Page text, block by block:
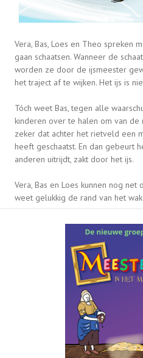
Vera, Bas, Loes en Theo spreken
gaan schaatsen. Wanneer de
worden ze door de ijsmeester
het traject af te wijken. Het ijs is
Tóch weet Bas, tegen alle
kinderen over te halen om van
zeker dat achter het rietveld een
heeft geschaatst. En dan gebeurt
anderen uitrijdt, zakt door het ijs.
Vera, Bas en Loes kunnen nog
weet gelukkig de rand van het